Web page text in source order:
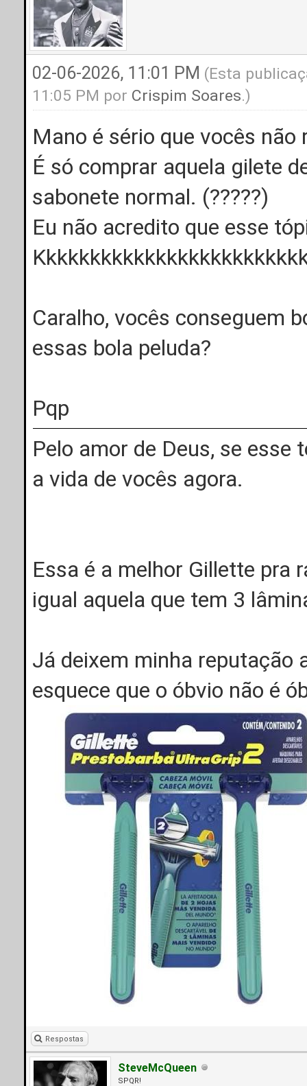
02-06-2026, 11:01 PM (Esta
11:05 PM por Crispim Soares.)
Mano é sério que vocês
É só comprar aquela gilete
sabonete normal. (?????)
Eu não acredito que esse
Caralho, vocês conseguem
essas bola peluda?
Pqp
Pelo amor de Deus, se
a vida de vocês agora.
Essa é a melhor Gillette pra
igual aquela que tem 3
Já deixem minha reputação
esquece que o óbvio não é
Respostas
SteveMcQueen
SPQR!